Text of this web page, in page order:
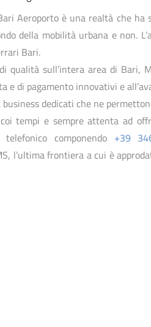
e Trani
Aeroporto è una realtà che
della mobilità urbana e non.
Bari.
qualità sull’intera area di Bari,
di pagamento innovativi e
dedicati che ne
tempi e sempre attenta ad
componendo +39
l’ultima frontiera a cui è